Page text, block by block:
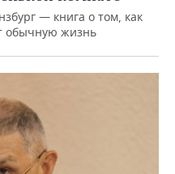
— книга о том, как
обычную жизнь